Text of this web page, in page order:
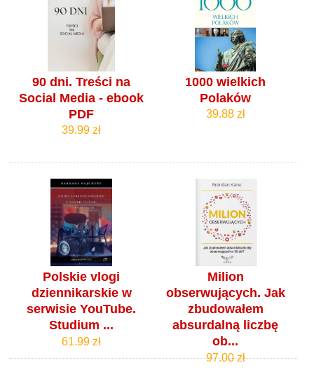
90 dni. Treści na
Social Media - ebook
PDF
39.99 zł
1000 wielkich
Polaków
39.88 zł
Polskie vlogi
dziennikarskie w
serwisie YouTube.
Studium ...
61.99 zł
Milion
obserwujących. Jak
zbudowałem
absurdalną liczbę
ob...
97.00 zł